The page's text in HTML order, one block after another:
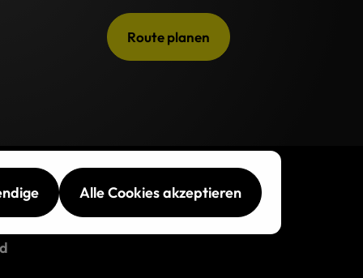
Route planen
Alle Cookies akzeptieren